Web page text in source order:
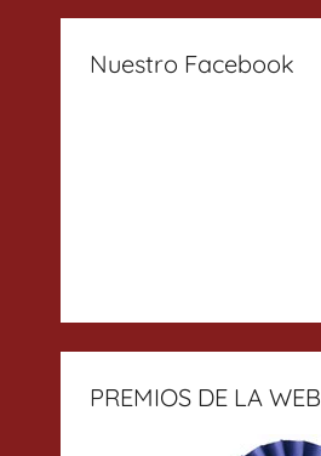
Nuestro Facebook
PREMIOS DE LA WEB